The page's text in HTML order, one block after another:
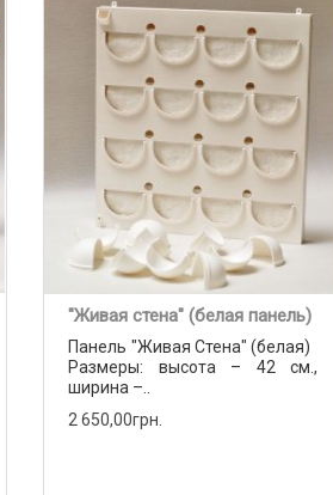
"Живая стена" (белая панель)
Панель "Живая Стена" (белая)
Размеры: высота – 42 см.,
ширина –..
2 650,00грн.